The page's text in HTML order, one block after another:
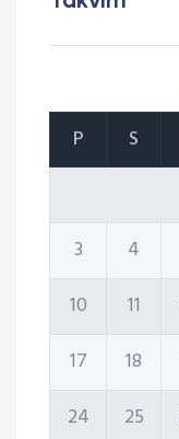
P
S
3
4
10
11
17
18
24
25